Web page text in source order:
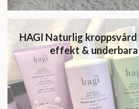
HAGI Naturlig
effekt &